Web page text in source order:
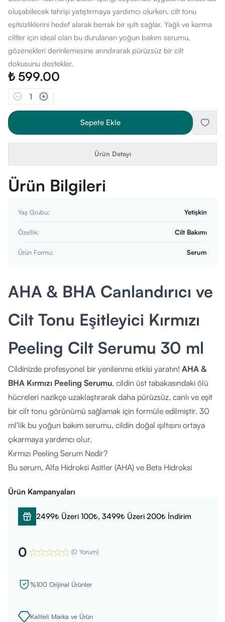
oluşabilecek tahrişi yatıştırmaya yardımcı olurken, cilt tonu
eşitsizliklerini hedef alarak berrak bir ışıltı sağlar. Yağlı ve karma
ciltler için ideal olan bu durulanan yoğun bakım serumu,
gözenekleri derinlemesine arındırarak pürüzsüz bir cilt
dokusunu destekler.
₺ 599.00
1
Sepete Ekle
Ürün Detayı
Ürün Bilgileri
Yaş Grubu: Yetişkin
Özellik: Cilt Bakımı
Ürün Formu: Serum
AHA & BHA Canlandırıcı ve
Cilt Tonu Eşitleyici Kırmızı
Peeling Cilt Serumu 30 ml
Cildinizde profesyonel bir yenilenme etkisi yaratın! AHA &
BHA Kırmızı Peeling Serumu, cildin üst tabakasındaki ölü
hücreleri nazikçe uzaklaştırarak daha pürüzsüz, canlı ve eşit
bir cilt tonu görünümü sağlamak için formüle edilmiştir. 30
ml'lik bu yoğun bakım serumu, cildin doğal ışıltısını ortaya
çıkarmaya yardımcı olur.
Kırmızı Peeling Serum Nedir?
Bu serum, Alfa Hidroksi Asitler (AHA) ve Beta Hidroksi
gözenekleri arındırmaya yardımcı olan bir peeling
solüsyonudur. İçeriğindeki özel bileşenler sayesinde cilt
dokusundaki düzensizlikleri hedef alır.
Düzenli ve doğru kullanımda cildinize şu katkıları sağlamayı
Cilt Yenileme ve Pürüzsüzleştirme:
Ürün Kampanyaları
2499₺ Üzeri 100₺, 3499₺ Üzeri 200₺ İndirim
0 (0 Yorum)
%100 Orijinal Ürünler
Kaliteli Marka ve Ürün